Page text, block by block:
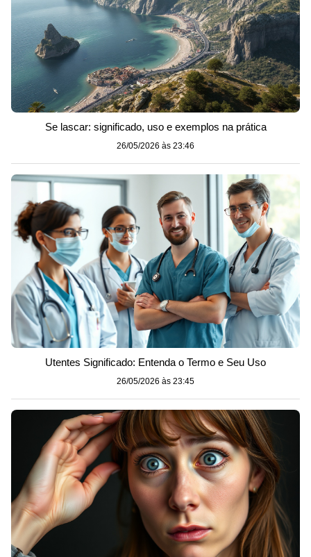
Se lascar: significado, uso e exemplos na prática
26/05/2026 às 23:46
Utentes Significado: Entenda o Termo e Seu Uso
26/05/2026 às 23:45